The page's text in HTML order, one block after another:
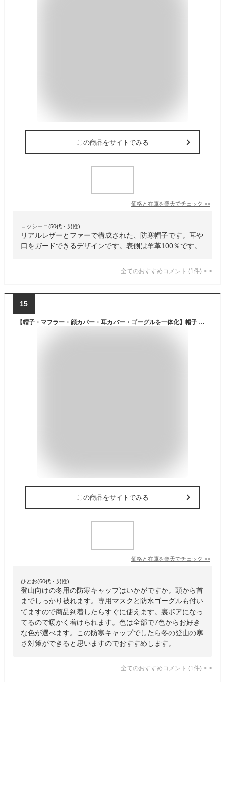
この商品をサイトでみる
価格と在庫を楽天でチェック >>
ロッシーニ(50代・男性)
リアルレザーとファーで構成された、防寒帽子です。耳や
口をガードできるデザインです。表側は羊革100％です。
全てのおすすめコメント (1 件) >
15
【帽子・マフラー・顔カバー・耳カバー・ゴーグルを一体化】帽子 レディース メンズ ハット キャップ 裏ボア 裏起毛 あったか 大人用 親子コーデ 帽子 カジュアル 防風 防寒 保温 スキー 自転車 登山 冬用ハット お出かけ 耳保護 全方位保暖 寒さ対策 通勤 通学 お出かけ
この商品をサイトでみる
価格と在庫を楽天でチェック >>
ひとお(60代・男性)
登山向けの冬用の防寒キャップはいかがですか。頭から首
までしっかり被れます。専用マスクと防水ゴーグルも付い
てますので商品到着したらすぐに使えます。裏ボアになっ
てるので暖かく着けられます。色は全部で7色からお好き
な色が選べます。この防寒キャップでしたら冬の登山の寒
さ対策ができると思いますのでおすすめします。
全てのおすすめコメント (1 件) >